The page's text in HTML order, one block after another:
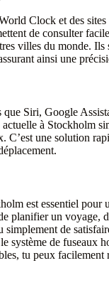
Clock et des
de consulter
villes du monde. Ils
ainsi une
que Siri, Google
à Stockholm
C’est une solution
est essentiel pour
planifier un voyage,
simplement de
système de fuseaux
tu peux facilement